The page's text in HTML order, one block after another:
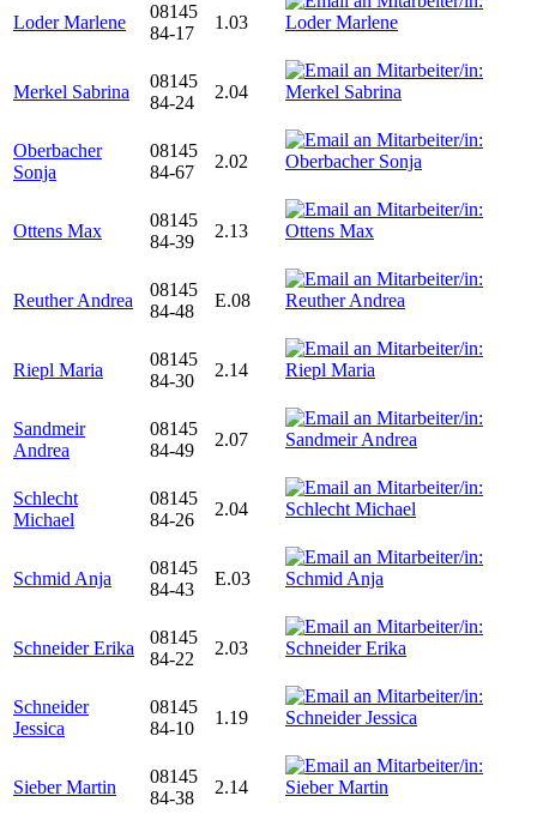
Loder Marlene
08145
84-17
1.03
Merkel Sabrina
08145
84-24
2.04
Oberbacher
Sonja
08145
84-67
2.02
Ottens Max
08145
84-39
2.13
Reuther Andrea
08145
84-48
E.08
Riepl Maria
08145
84-30
2.14
Sandmeir
Andrea
08145
84-49
2.07
Schlecht
Michael
08145
84-26
2.04
Schmid Anja
08145
84-43
E.03
Schneider Erika
08145
84-22
2.03
Schneider
Jessica
08145
84-10
1.19
Sieber Martin
08145
84-38
2.14